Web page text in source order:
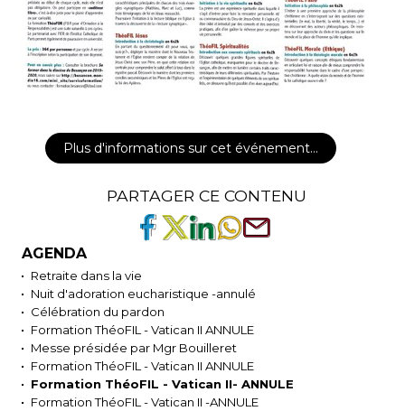
Plus d'informations sur cet événement…
PARTAGER CE CONTENU
AGENDA
Retraite dans la vie
Nuit d'adoration eucharistique -annulé
Célébration du pardon
Formation ThéoFIL - Vatican II ANNULE
Messe présidée par Mgr Bouilleret
Formation ThéoFIL - Vatican II ANNULE
Formation ThéoFIL - Vatican II- ANNULE
Formation ThéoFIL - Vatican II -ANNULE